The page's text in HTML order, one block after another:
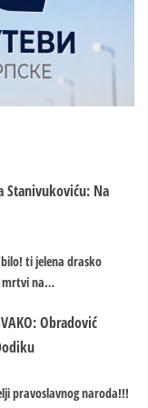
Stanivukoviću: Na
ti jelena drasko
mrtvi na…
Obradović
pravoslavnog naroda!!!